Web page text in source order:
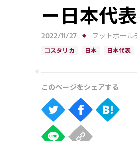
ー日本代
2022/11/27 フットボール
コスタリカ 日本 日本代表